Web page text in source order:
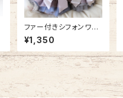
ファー付きシフォンワン
ピースコート NB20AW
12489218
¥1,350